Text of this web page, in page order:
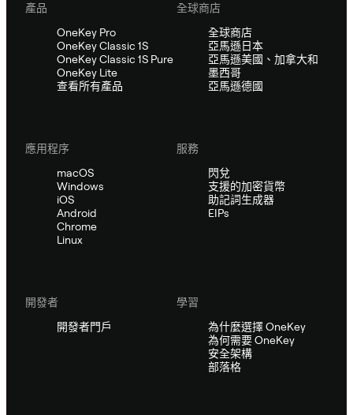
產品
OneKey Pro
OneKey Classic 1S
OneKey Classic 1S Pure
OneKey Lite
查看所有產品
全球商店
全球商店
亞馬遜日本
亞馬遜美國、加拿大和
墨西哥
亞馬遜德國
應用程序
macOS
Windows
iOS
Android
Chrome
Linux
服務
閃兌
支援的加密貨幣
助記詞生成器
EIPs
開發者
開發者門戶
學習
為什麼選擇 OneKey
為何需要 OneKey
安全架構
部落格